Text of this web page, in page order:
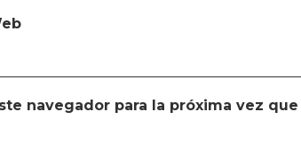
navegador para la próxima vez que